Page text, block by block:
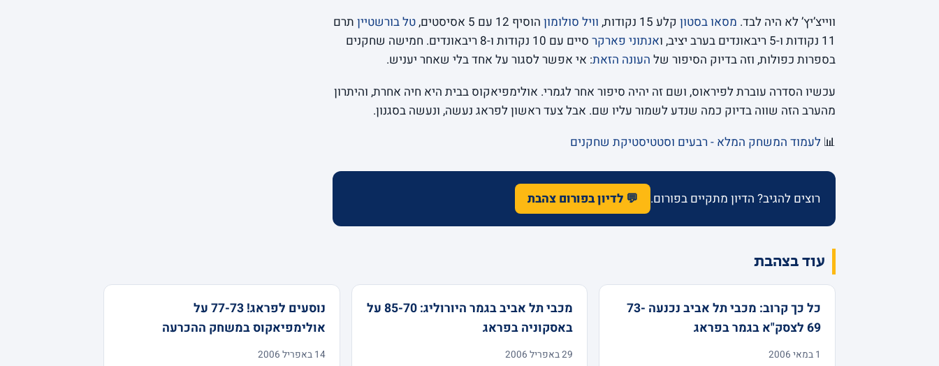
ווייצ’יץ’ לא היה לבד. מסאו בסטון קלע 15 נקודות, וויל סולומון הוסיף 12 עם 5 אסיסטים, טל בורשטיין תרם
11 נקודות ו-5 ריבאונדים בערב יציב, ו
אנתוני פארקר
סיים עם 10 נקודות ו-8 ריבאונדים. חמישה שחקנים
בספרות כפולות, וזה בדיוק הסיפור של העונה הזאת: אי אפשר לסגור על אחד בלי שאחר יעניש.
עכשיו הסדרה עוברת לפיראוס, ושם זה יהיה סיפור אחר לגמרי. אולימפיאקוס בבית היא חיה אחרת, והיתרון
מהערב הזה שווה בדיוק כמה שנדע לשמור עליו שם. אבל צעד ראשון לפראג נעשה, ונעשה בסגנון.
📊 לעמוד המשחק המלא - רבעים וסטטיסטיקת שחקנים
רוצים להגיב? הדיון מתקיים בפורום. 💬 לדיון בפורום צהבת
עוד בצהבת
כל כך קרוב: מכבי תל אביב נכנעה 73-
69 לצסק"א בגמר בפראג
1 במאי 2006
מכבי תל אביב בגמר היורוליג: 85-70 על
באסקוניה בפראג
29 באפריל 2006
נוסעים לפראג! 77-73 על
אולימפיאקוס במשחק ההכרעה
14 באפריל 2006